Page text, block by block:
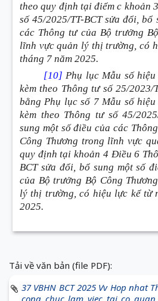
theo quy định tại điểm c khoản
số 45/2025/TT-BCT sửa đổi, bổ
các Thông tư của Bộ trưởng
lĩnh vực quản lý thị trường, có
tháng 7 năm 2025.
[10] Phụ lục Mẫu số
kèm theo Thông tư số 25/2023/
bằng Phụ lục số 7 Mẫu số
kèm theo Thông tư số 45/
sung một số điều của các
Công Thương trong lĩnh vực
quy định tại khoản 4 Điều 6
BCT sửa đổi, bổ sung một số
của Bộ trưởng Bộ Công
lý thị trường, có hiệu lực kể từ
2025.
Tải về văn bản (file PDF):
37 VBHN BCT 2025 Vv Hop nhat